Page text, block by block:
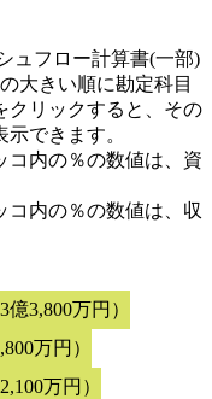
ュフロー計算書(一部)
大きい順に勘定科目
クリックすると、その
できます。
コ内の％の数値は、資
コ内の％の数値は、収
億3,800万円）
万円）
万円）